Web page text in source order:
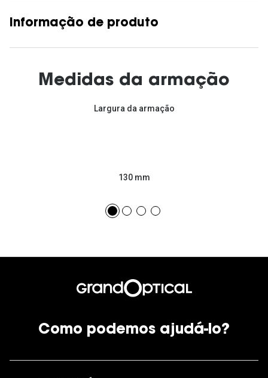
Informação de produto
Medidas da armação
Largura da armação
130 mm
Como podemos ajudá-lo?